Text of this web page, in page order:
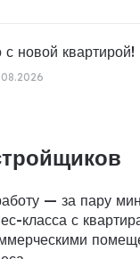
с новой квартирой!
— за пару
класса с